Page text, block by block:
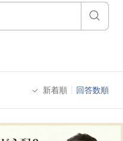
新着順 回答数順